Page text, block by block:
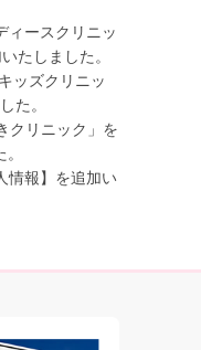
ィースクリニッ
たしました。
ッズクリニッ
た。
クリニック」を
情報】を追加い